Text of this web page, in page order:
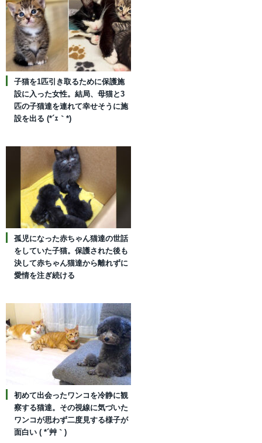
子猫を1匹引き取るために保護施
設に入った女性。結局、母猫と3
匹の子猫達を連れて幸せそうに施
設を出る (*´ｪ｀*)
孤児になった赤ちゃん猫達の世話
をしていた子猫。保護された後も
決して赤ちゃん猫達から離れずに
愛情を注ぎ続ける
初めて出会ったワンコを冷静に観
察する猫達。その視線に気づいた
ワンコが思わず二度見する様子が
面白い ( *´艸｀)